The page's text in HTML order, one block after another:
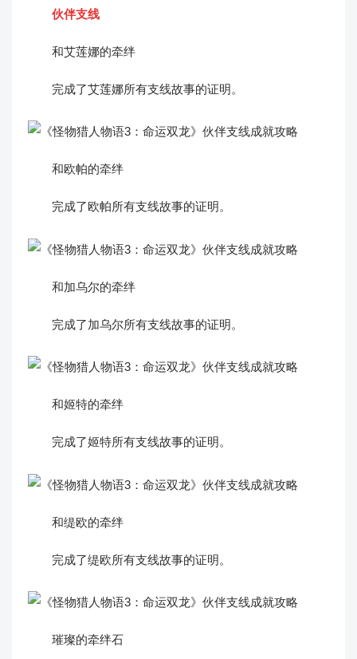
伙伴支线
和艾莲娜的牵绊
完成了艾莲娜所有支线故事的证明。
和欧帕的牵绊
完成了欧帕所有支线故事的证明。
和加乌尔的牵绊
完成了加乌尔所有支线故事的证明。
和姬特的牵绊
完成了姬特所有支线故事的证明。
和缇欧的牵绊
完成了缇欧所有支线故事的证明。
璀璨的牵绊石